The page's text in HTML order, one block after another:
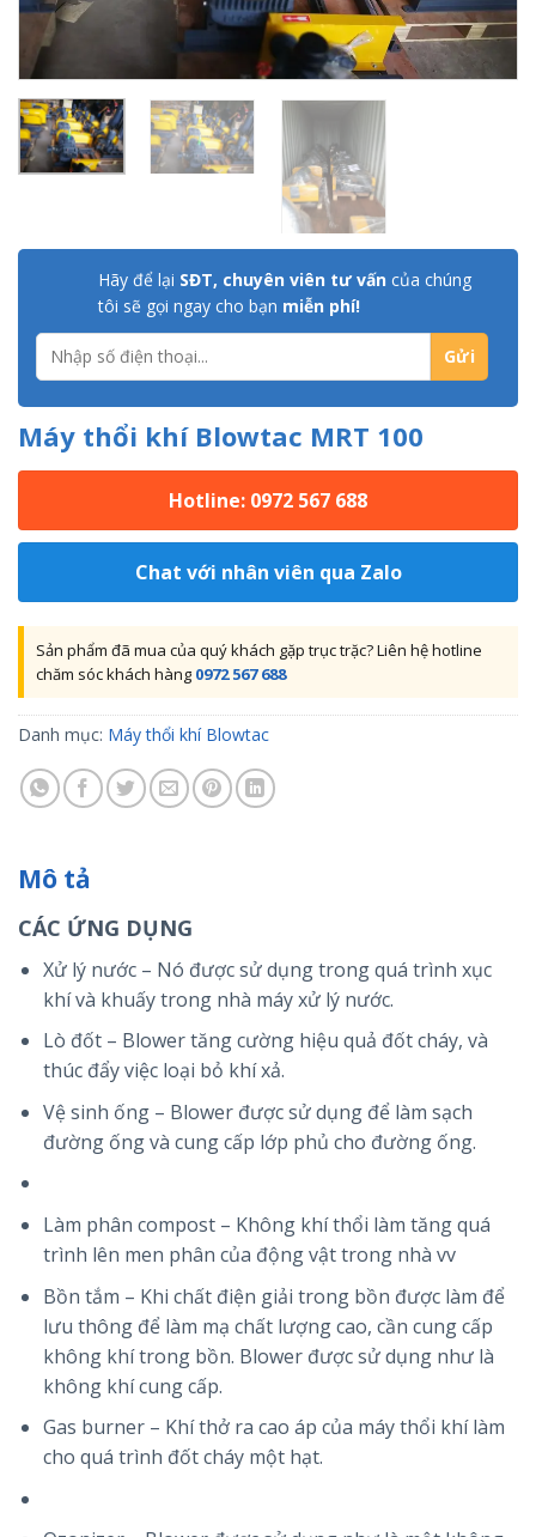
Hãy để lại SĐT, chuyên viên tư vấn của chúng
tôi sẽ gọi ngay cho bạn miễn phí!
Máy thổi khí Blowtac MRT 100
Hotline: 0972 567 688
Chat với nhân viên qua Zalo
Sản phẩm đã mua của quý khách gặp trục trặc? Liên hệ hotline
chăm sóc khách hàng 0972 567 688
Danh mục: Máy thổi khí Blowtac
Mô tả
CÁC ỨNG DỤNG
Xử lý nước – Nó được sử dụng trong quá trình xục
khí và khuấy trong nhà máy xử lý nước.
Lò đốt – Blower tăng cường hiệu quả đốt cháy, và
thúc đẩy việc loại bỏ khí xả.
Vệ sinh ống – Blower được sử dụng để làm sạch
đường ống và cung cấp lớp phủ cho đường ống.
Làm phân compost – Không khí thổi làm tăng quá
trình lên men phân của động vật trong nhà vv
Bồn tắm – Khi chất điện giải trong bồn được làm để
lưu thông để làm mạ chất lượng cao, cần cung cấp
không khí trong bồn. Blower được sử dụng như là
không khí cung cấp.
Gas burner – Khí thở ra cao áp của máy thổi khí làm
cho quá trình đốt cháy một hạt.